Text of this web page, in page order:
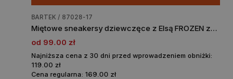
BARTEK / 87028-17
Miętowe sneakersy dziewczęce z Elsą FROZEN ze świecącą podeszwą BARTEK 87028-17
od 99.00 zł
Najniższa cena z 30 dni przed wprowadzeniem obniżki:
119.00 zł
Cena regularna: 169.00 zł